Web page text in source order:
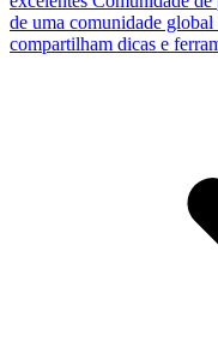
de uma comunidade global
compartilham dicas e